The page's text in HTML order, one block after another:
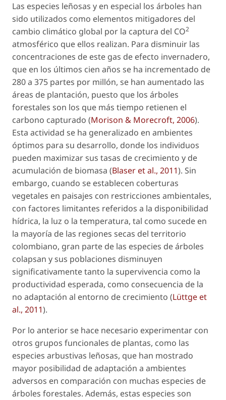
Las especies leñosas y en especial los árboles han
sido utilizados como elementos mitigadores del
cambio climático global por la captura del CO2
atmosférico que ellos realizan. Para disminuir las
concentraciones de este gas de efecto invernadero,
que en los últimos cien años se ha incrementado de
280 a 375 partes por millón, se han aumentado las
áreas de plantación, puesto que los árboles
forestales son los que más tiempo retienen el
carbono capturado (Morison & Morecroft, 2006).
Esta actividad se ha generalizado en ambientes
óptimos para su desarrollo, donde los individuos
pueden maximizar sus tasas de crecimiento y de
acumulación de biomasa (Blaser et al., 2011). Sin
embargo, cuando se establecen coberturas
vegetales en paisajes con restricciones ambientales,
con factores limitantes referidos a la disponibilidad
hídrica, la luz o la temperatura, tal como sucede en
la mayoría de las regiones secas del territorio
colombiano, gran parte de las especies de árboles
colapsan y sus poblaciones disminuyen
significativamente tanto la supervivencia como la
productividad esperada, como consecuencia de la
no adaptación al entorno de crecimiento (Lüttge et
al., 2011).
Por lo anterior se hace necesario experimentar con
otros grupos funcionales de plantas, como las
especies arbustivas leñosas, que han mostrado
mayor posibilidad de adaptación a ambientes
adversos en comparación con muchas especies de
árboles forestales. Además, estas especies son